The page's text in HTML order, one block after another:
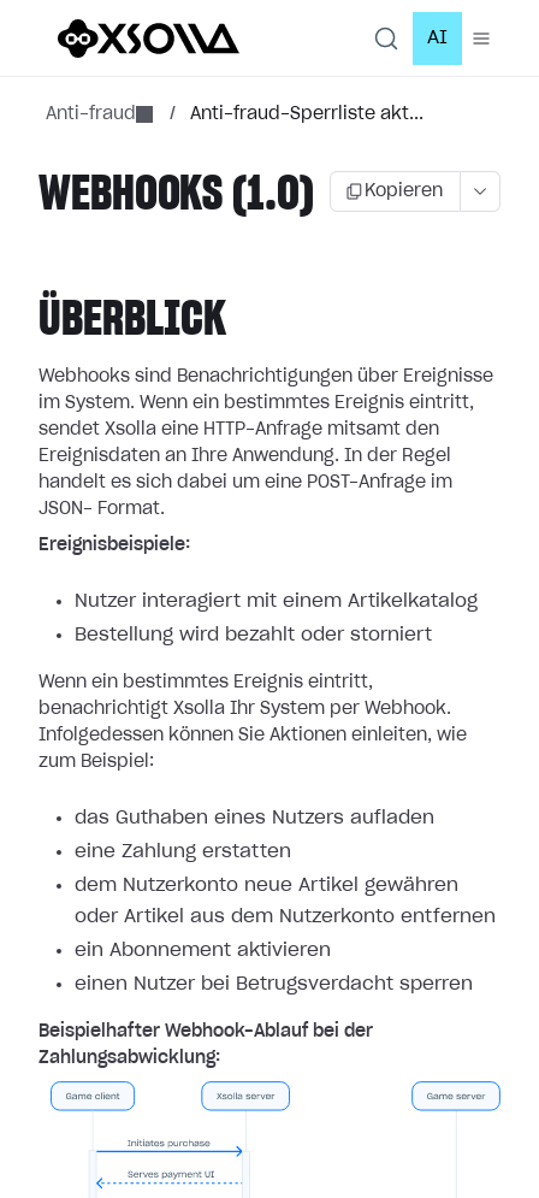
AI
Anti-fraud / Anti-fraud-Sperrliste akt...
WEBHOOKS (1.0) Kopieren
ÜBERBLICK
Webhooks sind Benachrichtigungen über Ereignisse
im System. Wenn ein bestimmtes Ereignis eintritt,
sendet Xsolla eine HTTP-Anfrage mitsamt den
Ereignisdaten an Ihre Anwendung. In der Regel
handelt es sich dabei um eine POST-Anfrage im
JSON- Format.
Ereignisbeispiele:
Nutzer interagiert mit einem Artikelkatalog
Bestellung wird bezahlt oder storniert
Wenn ein bestimmtes Ereignis eintritt,
benachrichtigt Xsolla Ihr System per Webhook.
Infolgedessen können Sie Aktionen einleiten, wie
zum Beispiel:
das Guthaben eines Nutzers aufladen
eine Zahlung erstatten
dem Nutzerkonto neue Artikel gewähren
oder Artikel aus dem Nutzerkonto entfernen
ein Abonnement aktivieren
einen Nutzer bei Betrugsverdacht sperren
Beispielhafter Webhook-Ablauf bei der
Zahlungsabwicklung: